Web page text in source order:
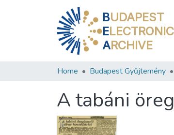
BUDAPEST
ELECTRONIC
ARCHIVE
Home Budapest Gyűjtemény
A tabáni